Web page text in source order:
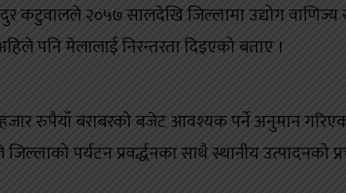
कटुवालले २०५७ सालदेखि जिल्लामा उद्योग
पनि मेलालाई निरन्तरता दिइएको बताए ।
रुपैयाँ बराबरको बजेट आवश्यक पर्ने अनुमान
पर्यटन प्रवर्द्धनका साथै स्थानीय उत्पादनको